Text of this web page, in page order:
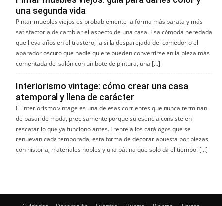
una segunda vida
Pintar muebles viejos es probablemente la forma más barata y más
satisfactoria de cambiar el aspecto de una casa. Esa cómoda heredada
que lleva años en el trastero, la silla desparejada del comedor o el
aparador oscuro que nadie quiere pueden convertirse en la pieza más
comentada del salón con un bote de pintura, una […]
Interiorismo vintage: cómo crear una casa
atemporal y llena de carácter
El interiorismo vintage es una de esas corrientes que nunca terminan
de pasar de moda, precisamente porque su esencia consiste en
rescatar lo que ya funcionó antes. Frente a los catálogos que se
renuevan cada temporada, esta forma de decorar apuesta por piezas
con historia, materiales nobles y una pátina que solo da el tiempo. […]